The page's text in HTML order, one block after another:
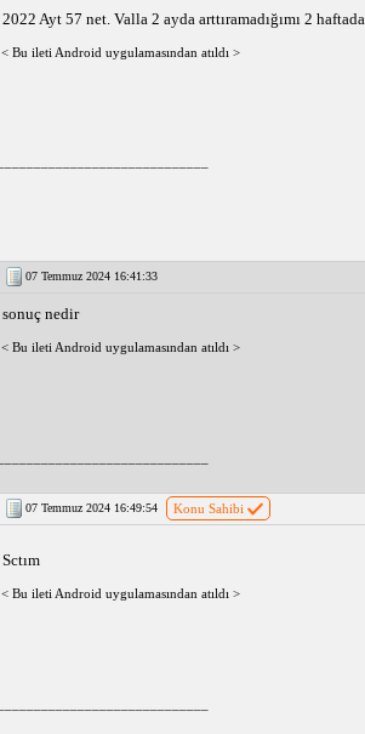
2022 Ayt 57 net. Valla 2 ayda arttıramadığımı 2
< Bu ileti Android uygulamasından atıldı >
07 Temmuz 2024 16:41:33
sonuç nedir
< Bu ileti Android uygulamasından atıldı >
07 Temmuz 2024 16:49:54 Konu Sahibi
Sctım
< Bu ileti Android uygulamasından atıldı >